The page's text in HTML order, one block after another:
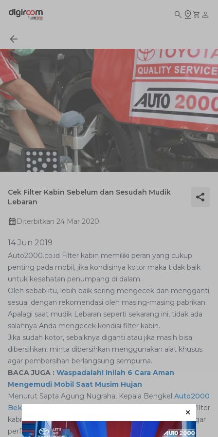
Cek Filter Kabin Sebelum dan Sesudah Mudik
Lebaran
Diterbitkan 24 Mar 2020
14 Jun 2019
Auto2000.co.id Filter kabin memiliki peran yang cukup
penting pada mobil, jika kondisinya kotor maka tidak baik
untuk kesehatan penumpang di dalam.
Oleh sebab itu, lebih baik sering mengecek dan mengganti
sesuai dengan rekomendasi oleh masing-masing pabrikan.
Apalagi saat mudik Lebaran seperti sekarang ini, tidak ada
salahnya Anda mengecek kondisi filter kabin.
Jika sudah kotor, sebaiknya diganti atau jika masih bisa
dibersihkan, minta dibersihkan menggunakan alat khusus
agar pembersihan berlangsung sempurna.
BACA JUGA : Waspadalah! Inilah 6 Cara Aman
Mengemudi Mobil Saat Musim Hujan
Menurut Sapta Agung Nugraha, Kepala Bengkel Auto2000
Bekasi Barat
, sebaiknya konsumen Toyota mengganti filter
kabin setiap 10.000 km sekali atau enam bulan sekali, agar
performa pendingin kabin tetap berfungsi normal.